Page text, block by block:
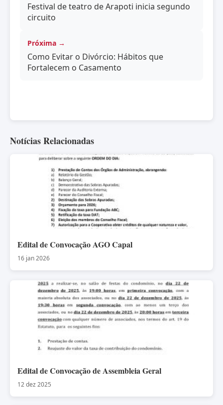
Festival de teatro de Arapoti inicia segundo
circuito
Próxima →
Como Evitar o Divórcio: Hábitos que
Fortalecem o Casamento
Notícias Relacionadas
Edital de Convocação AGO Capal
16 jan 2026
Edital de Convocação de Assembleia Geral
12 dez 2025